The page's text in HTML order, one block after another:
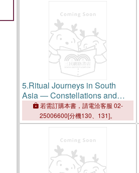
5.Ritual Journeys in South
Asia ― Constellations and
Contestations of Mobility and
Space
若需訂購本書，請電洽客服 02-
25006600[分機130、131]。